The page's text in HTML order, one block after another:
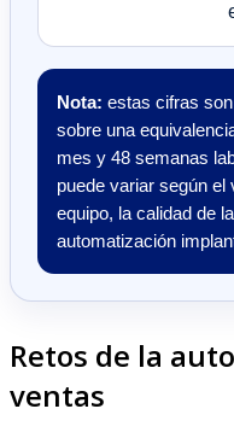
Nota: estas cifras
sobre una
mes y 48 semanas
puede variar según el
equipo, la calidad de
automatización
Retos de la
ventas